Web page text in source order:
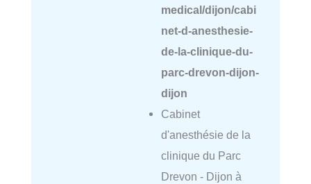
medical/dijon/cabi
net-d-anesthesie-
de-la-clinique-du-
parc-drevon-dijon-
dijon
Cabinet
d'anesthésie de la
clinique du Parc
Drevon - Dijon à